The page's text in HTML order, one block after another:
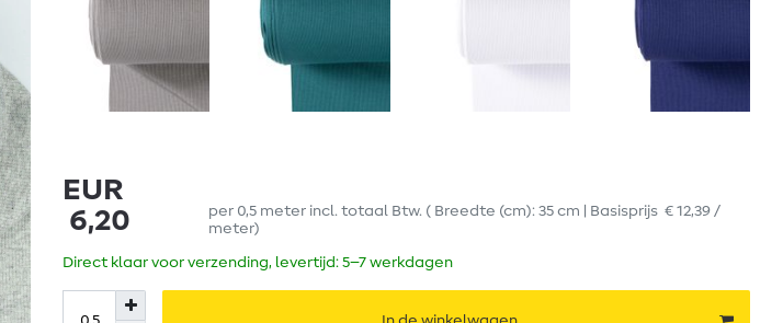
EUR
6,20
per 0,5 meter incl. totaal Btw. ( Breedte (cm): 35 cm | Basisprijs € 12,39 /
meter)
Direct klaar voor verzending, levertijd: 5–7 werkdagen